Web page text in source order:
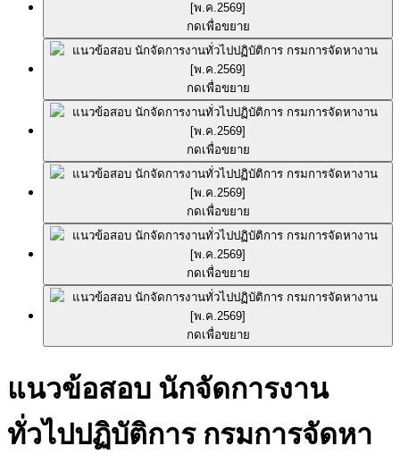
กดเพื่อขยาย
กดเพื่อขยาย
กดเพื่อขยาย
กดเพื่อขยาย
กดเพื่อขยาย
กดเพื่อขยาย
แนวข้อสอบ นักจัดการงาน
ทั่วไปปฏิบัติการ กรมการจัดหา